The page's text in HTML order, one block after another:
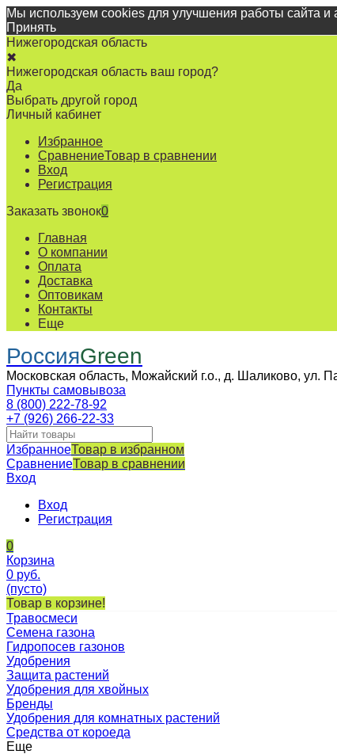
Мы используем cookies для улучшения работы сайта
Принять
Нижегородская область
✖
Нижегородская область ваш город?
Да
Выбрать другой город
Личный кабинет
Избранное
СравнениеТовар в сравнении
Вход
Регистрация
Заказать звонок0
Главная
О компании
Оплата
Доставка
Оптовикам
Контакты
Еще
РоссияGreen
Московская область, Можайский г.о., д. Шаликово, ул.
Пункты самовывоза
8 (800) 222-78-92
+7 (926) 266-22-33
ИзбранноеТовар в избранном
СравнениеТовар в сравнении
Вход
Вход
Регистрация
0
Корзина
0 руб.
(пусто)
Товар в корзине!
Травосмеси
Семена газона
Гидропосев газонов
Удобрения
Защита растений
Удобрения для хвойных
Бренды
Удобрения для комнатных растений
Средства от короеда
Еще